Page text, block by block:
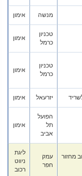
מנשה אימון
טכניון
כרמל
אימון
טכניון
כרמל
אימון
יזרעאל אימון
הפועל
תל
אביב
אימון
מחזור
עמק
חפר
ליגת
ניווט
רכוב